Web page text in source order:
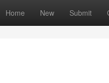
Home New Submit